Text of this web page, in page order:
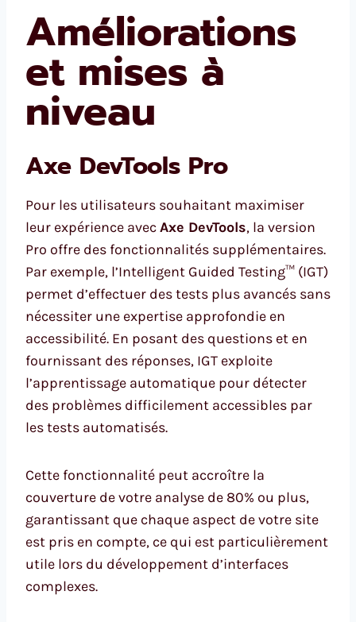
Améliorations
et mises à
niveau
Axe DevTools Pro
Pour les utilisateurs souhaitant maximiser
leur expérience avecAxe DevTools, la version
Pro offre des fonctionnalités supplémentaires.
Par exemple, l’Intelligent Guided Testing™ (IGT)
permet d’effectuer des tests plus avancés sans
nécessiter une expertise approfondie en
accessibilité. En posant des questions et en
fournissant des réponses, IGT exploite
l’apprentissage automatique pour détecter
des problèmes difficilement accessibles par
les tests automatisés.
Cette fonctionnalité peut accroître la
couverture de votre analyse de 80% ou plus,
garantissant que chaque aspect de votre site
est pris en compte, ce qui est particulièrement
utile lors du développement d’interfaces
complexes.